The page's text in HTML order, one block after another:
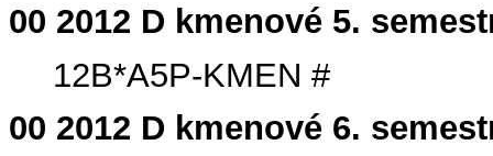
00 2012 D kmenové 5.
12B*A5P-KMEN #
00 2012 D kmenové 6.